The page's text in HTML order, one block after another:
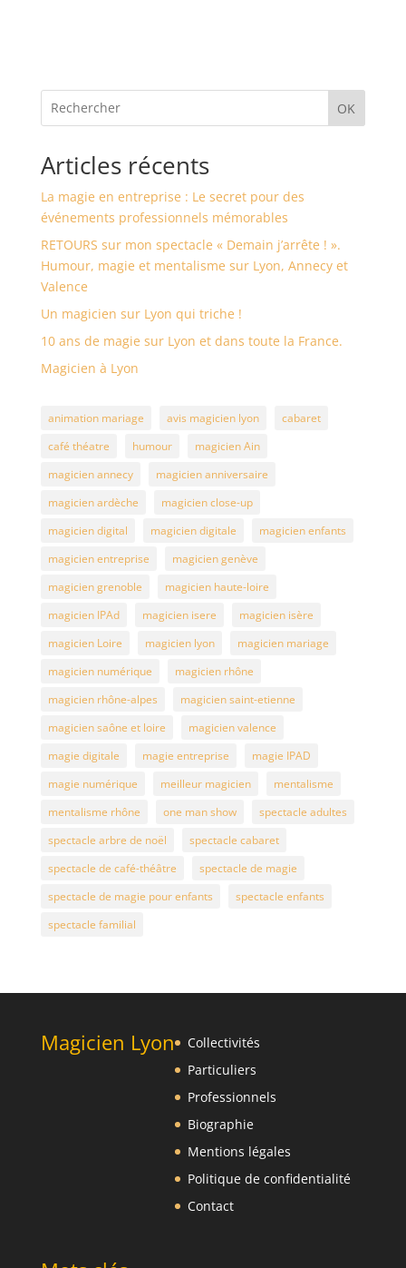
OK
Articles récents
La magie en entreprise : Le secret pour des
événements professionnels mémorables
RETOURS sur mon spectacle « Demain j’arrête ! ».
Humour, magie et mentalisme sur Lyon, Annecy et
Valence
Un magicien sur Lyon qui triche !
10 ans de magie sur Lyon et dans toute la France.
Magicien à Lyon
animation mariage avis magicien lyon
cabaret
café théatre
humour
magicien Ain
magicien annecy
magicien anniversaire
magicien ardèche
magicien close-up
magicien digital
magicien digitale
magicien enfants
magicien entreprise
magicien genève
magicien grenoble
magicien haute-loire
magicien IPAd
magicien isere
magicien isère
magicien Loire
magicien lyon
magicien mariage
magicien numérique
magicien rhône
magicien rhône-alpes
magicien saint-etienne
magicien saône et loire
magicien valence
magie digitale
magie entreprise
magie IPAD
magie numérique
meilleur magicien
mentalisme
mentalisme rhône
one man show
spectacle adultes
spectacle arbre de noël
spectacle cabaret
spectacle de café-théâtre
spectacle de magie
spectacle de magie pour enfants
spectacle enfants
spectacle familial
Magicien Lyon
Collectivités
Particuliers
Professionnels
Biographie
Mentions légales
Politique de confidentialité
Contact